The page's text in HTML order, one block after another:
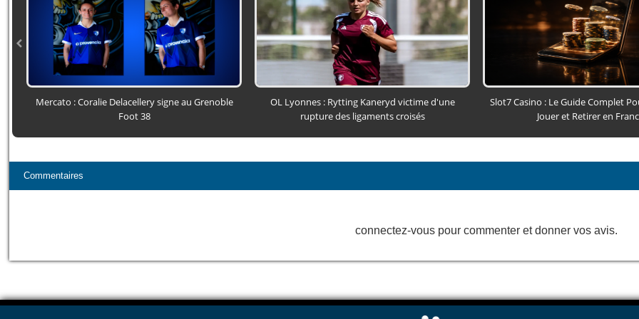
Mercato : Coralie Delacellery signe au Grenoble
Foot 38
OL Lyonnes : Rytting Kaneryd victime d'une
rupture des ligaments croisés
Slot7 Casino : Le Guide Complet
Jouer et Retirer en
Commentaires
connectez-vous pour commenter et donner vos avis.